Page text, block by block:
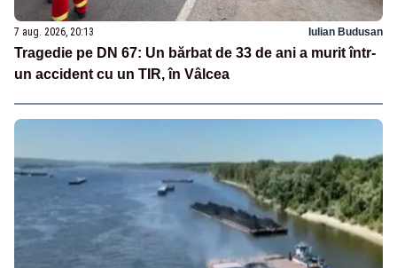
7 aug. 2026, 20:13 Iulian Budusan
Tragedie pe DN 67: Un bărbat de 33 de ani a murit într-
un accident cu un TIR, în Vâlcea